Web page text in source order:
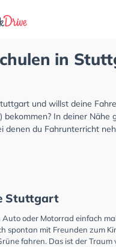
in
und willst deine
bekommen? In deiner Nähe
denen du Fahrunterricht
Stuttgart
Auto oder Motorrad einfach
spontan mit Freunden zum
fahren. Das ist der Traum